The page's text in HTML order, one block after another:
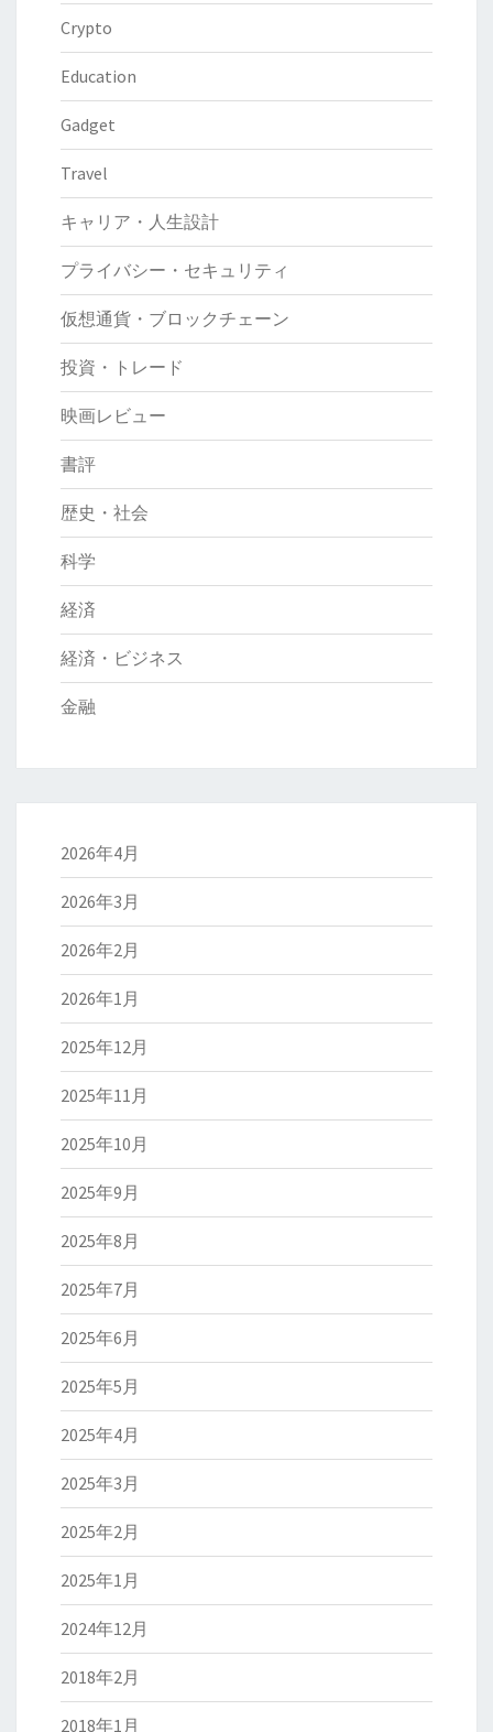
Crypto
Education
Gadget
Travel
キャリア・人生設計
プライバシー・セキュリティ
仮想通貨・ブロックチェーン
投資・トレード
映画レビュー
書評
歴史・社会
科学
経済
経済・ビジネス
金融
2026年4月
2026年3月
2026年2月
2026年1月
2025年12月
2025年11月
2025年10月
2025年9月
2025年8月
2025年7月
2025年6月
2025年5月
2025年4月
2025年3月
2025年2月
2025年1月
2024年12月
2018年2月
2018年1月